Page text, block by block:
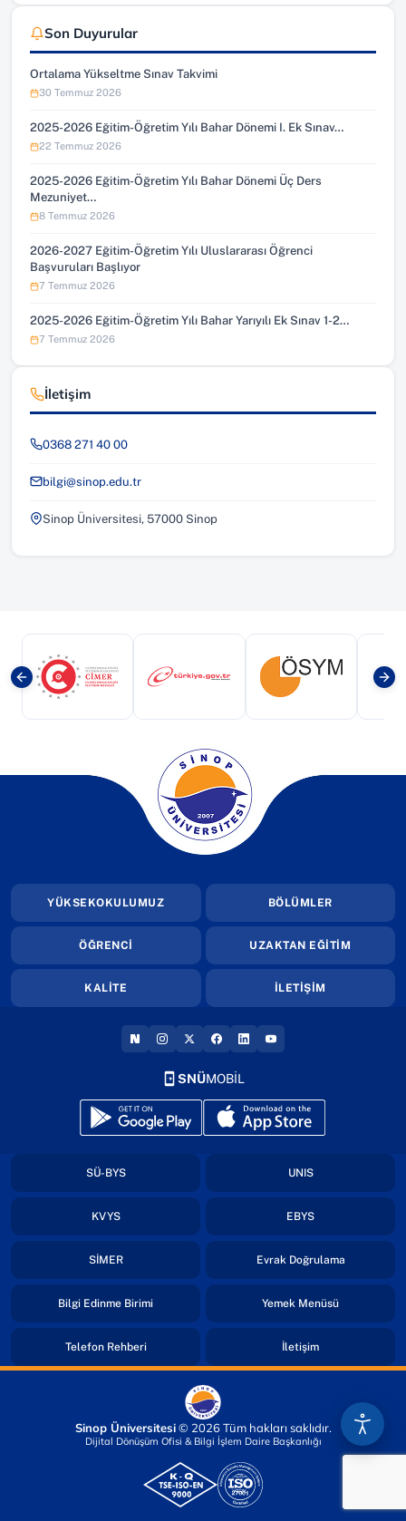
Son Duyurular
Ortalama Yükseltme Sınav Takvimi
30 Temmuz 2026
2025-2026 Eğitim-Öğretim Yılı Bahar Dönemi I. Ek Sınav…
22 Temmuz 2026
2025-2026 Eğitim-Öğretim Yılı Bahar Dönemi Üç Ders
Mezuniyet…
8 Temmuz 2026
2026-2027 Eğitim-Öğretim Yılı Uluslararası Öğrenci
Başvuruları Başlıyor
7 Temmuz 2026
2025-2026 Eğitim-Öğretim Yılı Bahar Yarıyılı Ek Sınav 1-2…
7 Temmuz 2026
İletişim
0368 271 40 00
bilgi@sinop.edu.tr
Sinop Üniversitesi, 57000 Sinop
(yeni sekmede açılır)(yeni sekmede açılır)(yeni sekmede
(yeni sekmede açılır)
YÜKSEKOKULUMUZ BÖLÜMLER
ÖĞRENCİ UZAKTAN EĞİTİM
KALİTE İLETİŞİM
(YENI SEKMEDE AÇILIR)
(YENI SEKMEDE AÇILIR)
(YENI SEKMEDE AÇILIR)
(YENI SEKMEDE AÇILIR)
(YENI SEKMEDE AÇILIR)
(YENI SEKMEDE
SNÜMOBİL
(yeni sekmede açılır)(yeni sekmede açılır)
SÜ-BYS(yeni sekmede açılır) UNIS(yeni sekmede
KVYS(yeni sekmede açılır) EBYS(yeni sekmede
SİMER(yeni sekmede açılır) Evrak Doğrulama(yeni
Bilgi Edinme Birimi(yeni sekmede açılır) Yemek Menüsü(yeni
Telefon Rehberi(yeni sekmede açılır) İletişim(yeni sekmede
Sinop Üniversitesi© 2026 Tüm hakları saklıdır.
Dijital Dönüşüm Ofisi & Bilgi İşlem Daire Başkanlığı